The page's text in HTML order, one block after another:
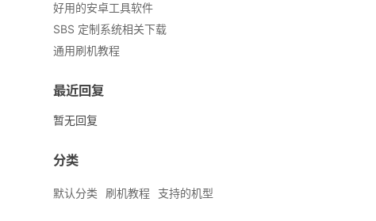
好用的安卓工具软件
SBS 定制系统相关下载
通用刷机教程
最近回复
暂无回复
分类
默认分类 刷机教程 支持的机型